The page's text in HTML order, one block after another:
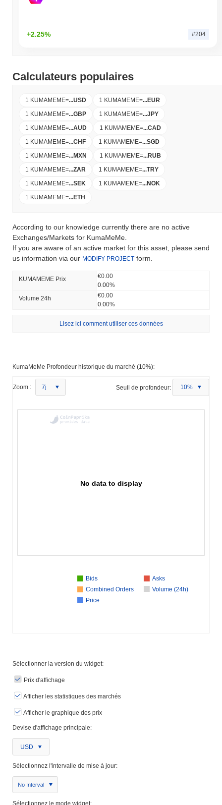
+2.25% #204
Calculateurs populaires
1 KUMAMEME=...USD 1 KUMAMEME=...EUR
1 KUMAMEME=...GBP 1 KUMAMEME=...JPY
1 KUMAMEME=...AUD 1 KUMAMEME=...CAD
1 KUMAMEME=...CHF 1 KUMAMEME=...SGD
1 KUMAMEME=...MXN 1 KUMAMEME=...RUB
1 KUMAMEME=...ZAR 1 KUMAMEME=...TRY
1 KUMAMEME=...SEK 1 KUMAMEME=...NOK
1 KUMAMEME=...ETH
According to our knowledge currently there are no active
Exchanges/Markets for KumaMeMe.
If you are aware of an active market for this asset, please send
us information via our MODIFY PROJECT form.
KUMAMEME Prix ​​
€0.00
0.00%
Volume 24h
€0.00
0.00%
Lisez ici comment utiliser ces données
KumaMeMe Profondeur historique du marché (10%):
Zoom : 7j Seuil de profondeur: 10%
No data to display
Bids
Asks
Combined Orders
Volume (24h)
Price
Sélectionner la version du widget:
Prix ​​d'affichage
Afficher les statistiques des marchés
Afficher le graphique des prix
Devise d'affichage principale:
USD
Sélectionnez l'intervalle de mise à jour:
No Interval